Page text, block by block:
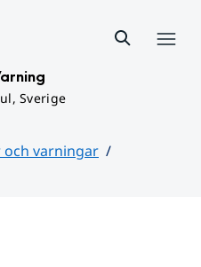
Sverige
och varningar